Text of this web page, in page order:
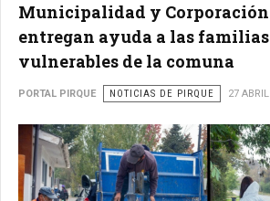
Municipalidad y Corporación
entregan ayuda a las
vulnerables de la comuna
PORTAL PIRQUE NOTICIAS DE PIRQUE 27